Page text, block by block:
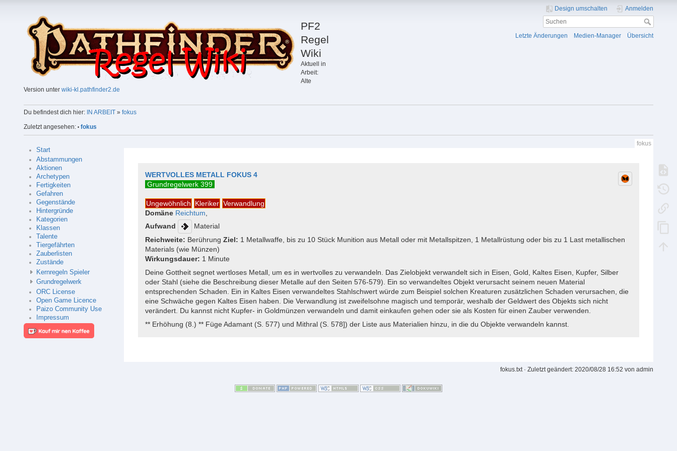
PF2
Regel
Wiki
Aktuell in
Arbeit:
Alte
Version unter wiki-kl.pathfinder2.de
Design umschalten Anmelden
Letzte Änderungen Medien-Manager Übersicht
Du befindest dich hier: IN ARBEIT» fokus
Zuletzt angesehen: • fokus
Start
Abstammungen
Aktionen
Archetypen
Fertigkeiten
Gefahren
Gegenstände
Hintergründe
Kategorien
Klassen
Talente
Tiergefährten
Zauberlisten
Zustände
Kernregeln Spieler
Grundregelwerk
ORC License
Open Game Licence
Paizo Community Use
Impressum
fokus
WERTVOLLES METALL FOKUS 4
Grundregelwerk 399
Ungewöhnlich Kleriker Verwandlung
Domäne Reichtum
Aufwand
Material
Reichweite: Berührung Ziel: 1 Metallwaffe, bis zu 10 Stück Munition aus Metall oder mit Metallspitzen, 1 Metallrüstung oder bis zu 1 Last metallischen
Materials (wie Münzen)
Wirkungsdauer: 1 Minute
Deine Gottheit segnet wertloses Metall, um es in wertvolles zu verwandeln. Das Zielobjekt verwandelt sich in Eisen, Gold, Kaltes Eisen, Kupfer, Silber
oder Stahl (siehe die Beschreibung dieser Metalle auf den Seiten 576-579). Ein so verwandeltes Objekt verursacht seinem neuen Material
entsprechenden Schaden. Ein in Kaltes Eisen verwandeltes Stahlschwert würde zum Beispiel solchen Kreaturen zusätzlichen Schaden verursachen, die
eine Schwäche gegen Kaltes Eisen haben. Die Verwandlung ist zweifelsohne magisch und temporär, weshalb der Geldwert des Objekts sich nicht
verändert. Du kannst nicht Kupfer- in Goldmünzen verwandeln und damit einkaufen gehen oder sie als Kosten für einen Zauber verwenden.
** Erhöhung (8.) ** Füge Adamant (S. 577) und Mithral (S. 578]) der Liste aus Materialien hinzu, in die du Objekte verwandeln kannst.
fokus.txt· Zuletzt geändert:2020/08/28 16:52 vonadmin